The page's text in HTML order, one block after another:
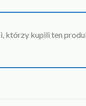
którzy kupili ten